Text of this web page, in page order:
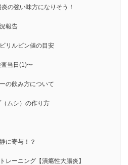
の強い味方になりそう！
報告
リルビン値の目安
当日(1)〜
の飲み方について
ムシ）の作り方
に寄与！？
レーニング【潰瘍性大腸炎】